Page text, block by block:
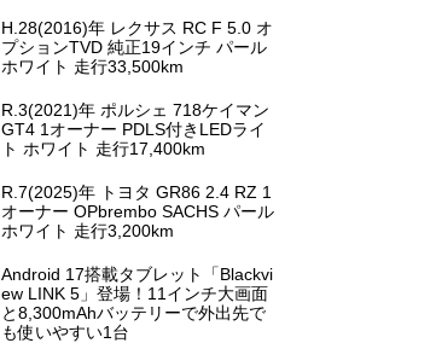
H.28(2016)年 レクサス RC F 5.0 オ
プションTVD 純正19インチ パール
ホワイト 走行33,500km
R.3(2021)年 ポルシェ 718ケイマン
GT4 1オーナー PDLS付きLEDライ
ト ホワイト 走行17,400km
R.7(2025)年 トヨタ GR86 2.4 RZ 1
オーナー OPbrembo SACHS パール
ホワイト 走行3,200km
Android 17搭載タブレット「Blackvi
ew LINK 5」登場！11インチ大画面
と8,300mAhバッテリーで外出先で
も使いやすい1台